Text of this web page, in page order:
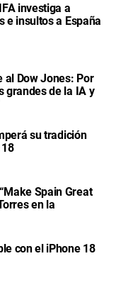
investiga a
e insultos a España
al Dow Jones: Por
grandes de la IA y
su tradición
Spain Great
en la
con el iPhone 18